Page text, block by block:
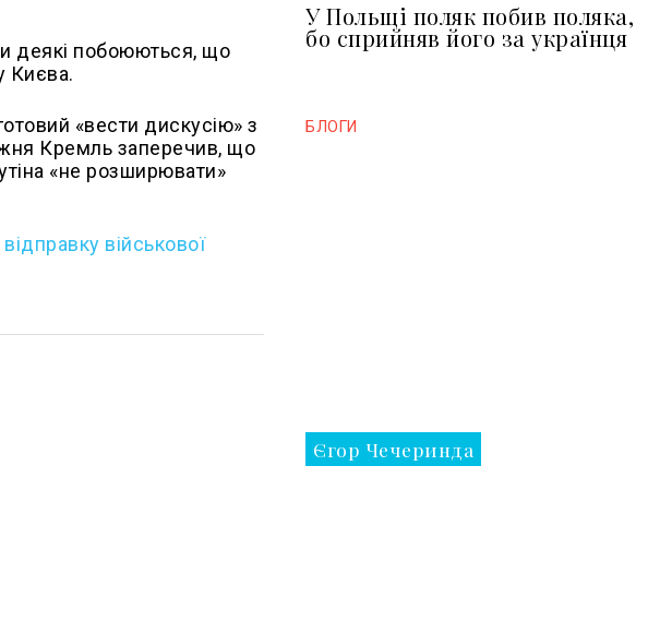
деякі побоюються, що
Києва.
«вести дискусію» з
Кремль заперечив, що
«не розширювати»
військової
У Польщі поляк побив поляка,
бо сприйняв його за українця
БЛОГИ
Єгор Чечеринда